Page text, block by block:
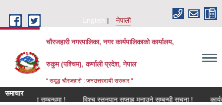
English
नेपाली
चौरजहारी नगरपालिका, नगर कार्यपालिकाको कार्यालय,
रुकुम (पश्चिम), कर्णाली प्रदेश, नेपाल
“ समृद्ध चौरजहारी : जनउत्तरदायी सरकार "
समाचार
नविकरण सम्बन्धमा !
विश्च स्तनपान सप्ताह मनाउने सम्बन्धी सूचना !